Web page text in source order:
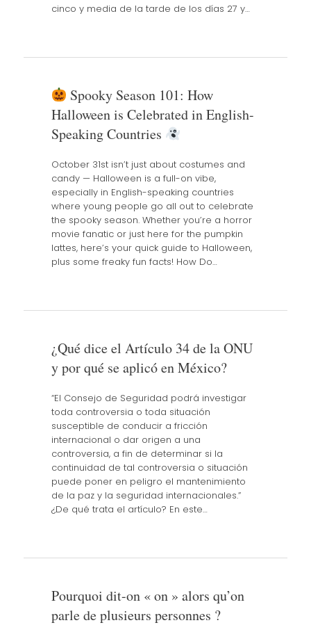
cinco y media de la tarde de los días 27 y…
Spooky Season 101: How
Halloween is Celebrated in English-
Speaking Countries
October 31st isn’t just about costumes and
candy — Halloween is a full-on vibe,
especially in English-speaking countries
where young people go all out to celebrate
the spooky season. Whether you’re a horror
movie fanatic or just here for the pumpkin
lattes, here’s your quick guide to Halloween,
plus some freaky fun facts! How Do…
¿Qué dice el Artículo 34 de la ONU
y por qué se aplicó en México?
“El Consejo de Seguridad podrá investigar
toda controversia o toda situación
susceptible de conducir a fricción
internacional o dar origen a una
controversia, a fin de determinar si la
continuidad de tal controversia o situación
puede poner en peligro el mantenimiento
de la paz y la seguridad internacionales.”
¿De qué trata el artículo? En este…
Pourquoi dit-on « on » alors qu’on
parle de plusieurs personnes ?